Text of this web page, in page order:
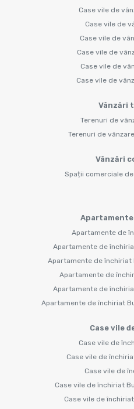
Case vile de
Case vile de
Case vile de
Case vile de
Case vile de
Case vile de
Vânzări
Terenuri de
Terenuri de
Vânzări
Spații comerciale
Apartamente de
Apartamente de
Apartamente de închiriat
Apartamente de
Apartamente de
Apartamente de închiriat
Case vile
Case vile de
Case vile de
Case vile de
Case vile de închiriat
Case vile de